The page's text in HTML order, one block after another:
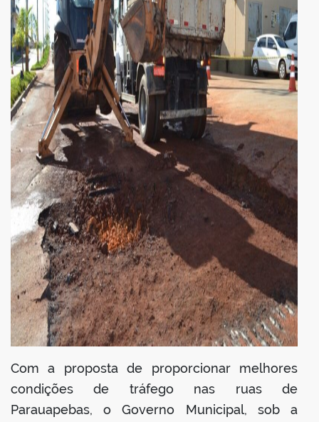
Com a proposta de proporcionar melhores
condições de tráfego nas ruas de
Parauapebas, o Governo Municipal, sob a